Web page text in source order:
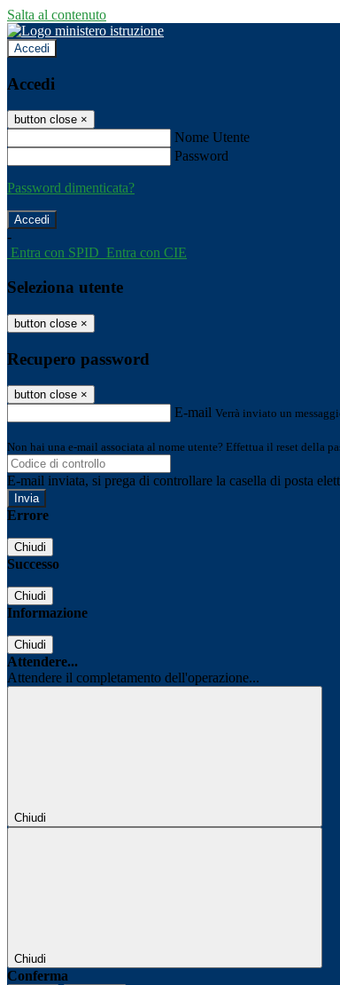
Salta al contenuto
Accedi
Accedi
button close ×
Nome Utente
Password
Password dimenticata?
-
Entra con SPID Entra con CIE
Seleziona utente
button close ×
Recupero password
button close ×
E-mail Verrà inviato un
Non hai una e-mail associata al nome utente? Effettua il reset della
E-mail inviata, si prega di controllare la casella di posta
Errore
Chiudi
Successo
Chiudi
Informazione
Chiudi
Attendere...
Attendere il completamento dell'operazione...
Chiudi
Chiudi
Conferma